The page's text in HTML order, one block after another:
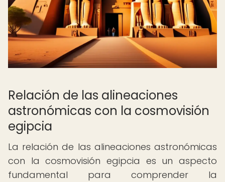
Relación de las alineaciones
astronómicas con la cosmovisión
egipcia
La relación de las alineaciones astronómicas
con la cosmovisión egipcia es un aspecto
fundamental para comprender la